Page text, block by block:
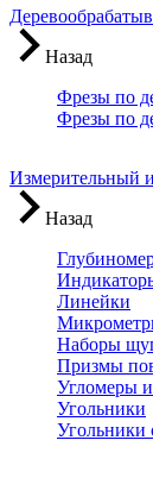
Назад
Фрезы по
Фрезы по
Измерительный
Назад
Линейки
Наборы
Призмы
Угломеры
Угольники
Угольники